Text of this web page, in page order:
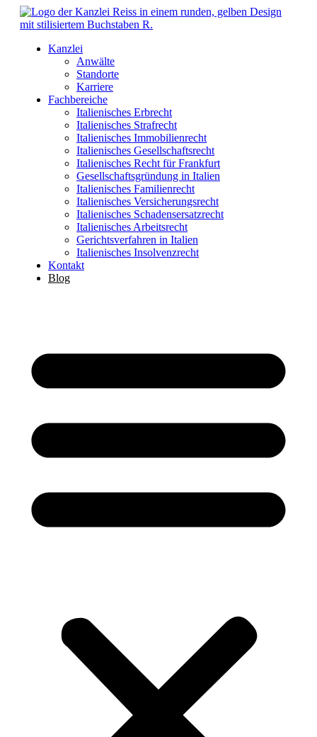
Kanzlei
Anwälte
Standorte
Karriere
Fachbereiche
Italienisches Erbrecht
Italienisches Strafrecht
Italienisches Immobilienrecht
Italienisches Gesellschaftsrecht
Italienisches Recht für Frankfurt
Gesellschaftsgründung in Italien
Italienisches Familienrecht
Italienisches Versicherungsrecht
Italienisches Schadensersatzrecht
Italienisches Arbeitsrecht
Gerichtsverfahren in Italien
Italienisches Insolvenzrecht
Kontakt
Blog